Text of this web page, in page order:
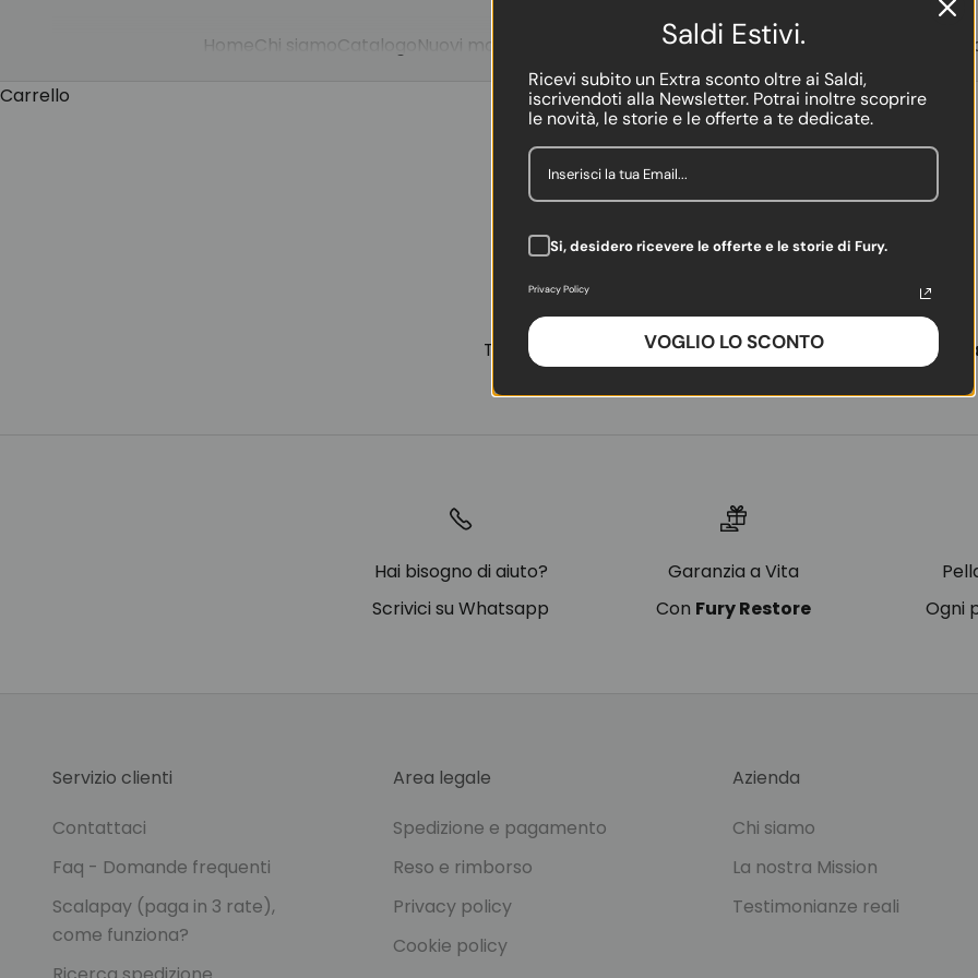
Home Chi siamo Catalogo Nuovi modelli Intrecciate a mano Icone
Carrello
Il tuo carrello è vuoto
Recensioni reali sui prodotti Fury
Le vostre storie.
Testimonianze raccolte da TrustPilot, Meta e
Hai bisogno di aiuto?
Scrivici su Whatsapp
Garanzia a Vita
Con Fury Restore
Ogni
Servizio clienti
Contattaci
Faq - Domande frequenti
Scalapay (paga in 3 rate),
come funziona?
Area legale
Spedizione e pagamento
Reso e rimborso
Privacy policy
Cookie policy
Azienda
Chi siamo
La nostra Mission
Testimonianze reali
Saldi Estivi.
Ricevi subito un Extra sconto oltre ai Saldi,
iscrivendoti alla Newsletter. Potrai inoltre scoprire
le novità, le storie e le offerte a te dedicate.
Si, desidero ricevere le offerte e le storie di Fury.
Privacy Policy
VOGLIO LO SCONTO